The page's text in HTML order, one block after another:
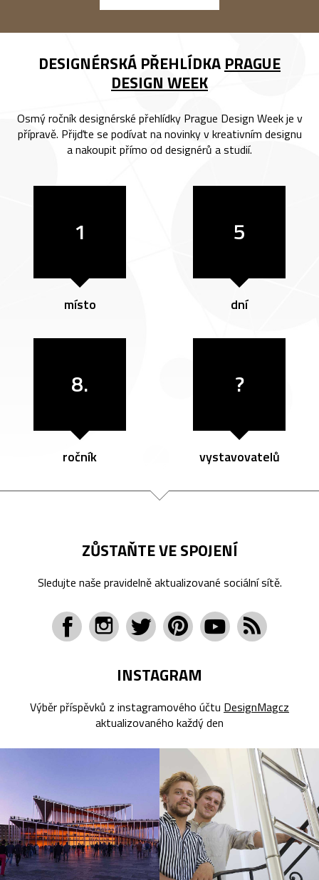
DESIGNÉRSKÁ PŘEHLÍDKA PRAGUE
DESIGN WEEK
Osmý ročník designérské přehlídky Prague Design Week je v
přípravě. Přijďte se podívat na novinky v kreativním designu
a nakoupit přímo od designérů a studií.
1
místo
5
dní
8.
ročník
?
vystavovatelů
ZŮSTAŇTE VE SPOJENÍ
Sledujte naše pravidelně aktualizované sociální sítě.
INSTAGRAM
Výběr příspěvků z instagramového účtu DesignMagcz
aktualizovaného každý den